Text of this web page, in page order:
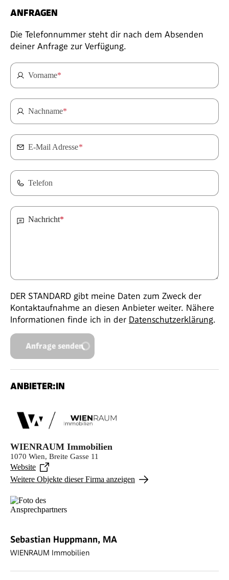
ANFRAGEN
Die Telefonnummer steht dir nach dem Absenden
deiner Anfrage zur Verfügung.
Vorname*
Nachname*
E-Mail Adresse*
Telefon
Nachricht*
DER STANDARD gibt meine Daten zum Zweck der
Kontaktaufnahme an diesen Anbieter weiter. Nähere
Informationen finde ich in der Datenschutzerklärung.
Anfrage senden
ANBIETER:IN
WIENRAUM Immobilien
1070 Wien, Breite Gasse 11
Website
Weitere Objekte dieser Firma anzeigen
Sebastian Huppmann, MA
WIENRAUM Immobilien